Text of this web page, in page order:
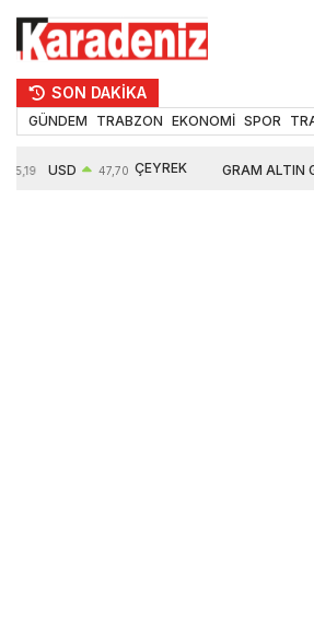
SON DAKİKA
GÜNDEM TRABZON EKONOMİ SPOR
USD 47,70 ÇEYREK GRAM ALTIN